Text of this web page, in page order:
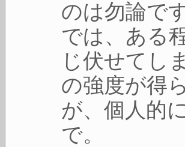
のは勿論で
では、ある
じ伏せてし
の強度が得
が、個人的
で。